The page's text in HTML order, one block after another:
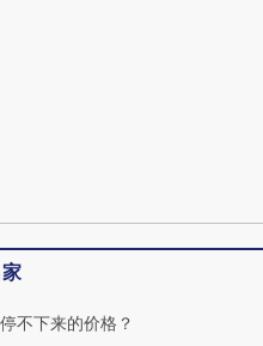
停不下来的价格？